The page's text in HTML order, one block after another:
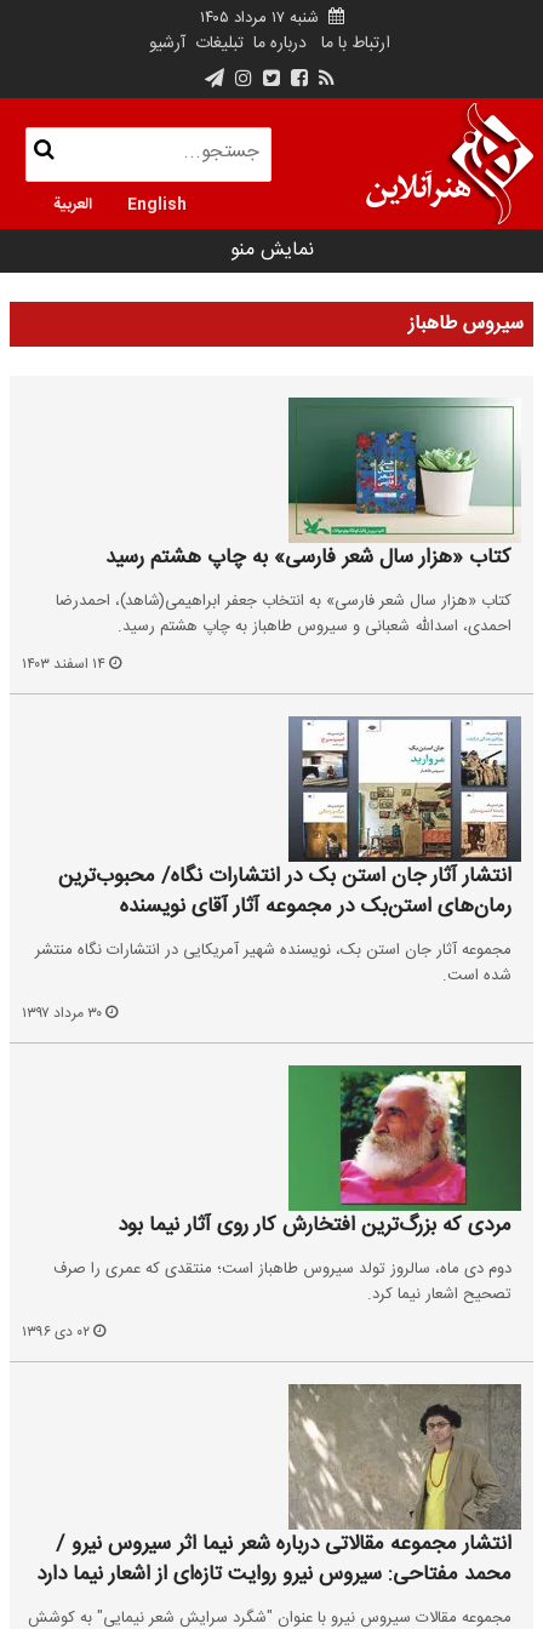
شنبه ۱۷ مرداد ۱۴۰۵
ارتباط با ما درباره ما تبلیغات آرشیو
English العربية
نمایش منو
سیروس طاهباز
کتاب «هزار سال شعر فارسی» به چاپ هشتم رسید
کتاب «هزار سال شعر فارسی» به انتخاب جعفر ابراهیمی(شاهد)، احمدرضا
احمدی، اسدالله شعبانی و سیروس طاهباز به چاپ هشتم رسید.
انتشار آثار جان استن بک در انتشارات نگاه/ محبوب‌ترین
رمان‌های استن‌بک در مجموعه آثار آقای نویسنده
مجموعه آثار جان استن بک، نویسنده شهیر آمریکایی در انتشارات نگاه منتشر
شده است.
مردی که بزرگ‌ترین افتخارش کار روی آثار نیما بود
دوم دی ماه، سالروز تولد سیروس طاهباز است؛ منتقدی که عمری را صرف
تصحیح اشعار نیما کرد.
انتشار مجموعه مقالاتی درباره شعر نیما اثر سیروس نیرو /
محمد مفتاحی: سیروس نیرو روایت تازه‌ای از اشعار نیما دارد
مجموعه مقالات سیروس نیرو با عنوان "شگرد سرایش شعر نیمایی" به کوشش